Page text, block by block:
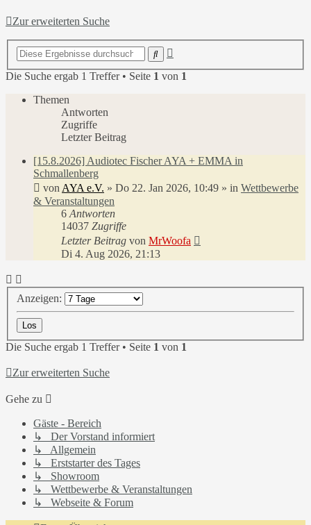
Zur erweiterten Suche
Suche
Die Suche ergab 1 Treffer • Seite 1 von 1
Themen
Antworten
Zugriffe
Letzter Beitrag
[15.8.2026] Audiotec Fischer AYA + EMMA in
Schmallenberg
von AYA e.V. » Do 22. Jan 2026, 10:49 » in Wettbewerbe
& Veranstaltungen
6 Antworten
14037 Zugriffe
Letzter Beitrag von MrWoofa
Di 4. Aug 2026, 21:13
Anzeigen:
Die Suche ergab 1 Treffer • Seite 1 von 1
Zur erweiterten Suche
Gehe zu
Gäste - Bereich
↳ Der Vorstand informiert
↳ Allgemein
↳ Erststarter des Tages
↳ Showroom
↳ Wettbewerbe & Veranstaltungen
↳ Webseite & Forum